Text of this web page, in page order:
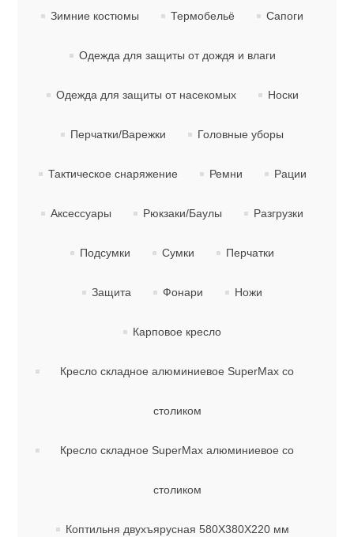
Зимние костюмы Термобельё Сапоги
Одежда для защиты от дождя и влаги
Одежда для защиты от насекомых Носки
Перчатки/Варежки Головные уборы
Тактическое снаряжение Ремни Рации
Аксессуары Рюкзаки/Баулы Разгрузки
Подсумки Сумки Перчатки
Защита Фонари Ножи
Карповое кресло
Кресло складное алюминиевое SuperMax со
столиком
Кресло складное SuperMax алюминиевое со
столиком
Коптильня двухъярусная 580Х380Х220 мм